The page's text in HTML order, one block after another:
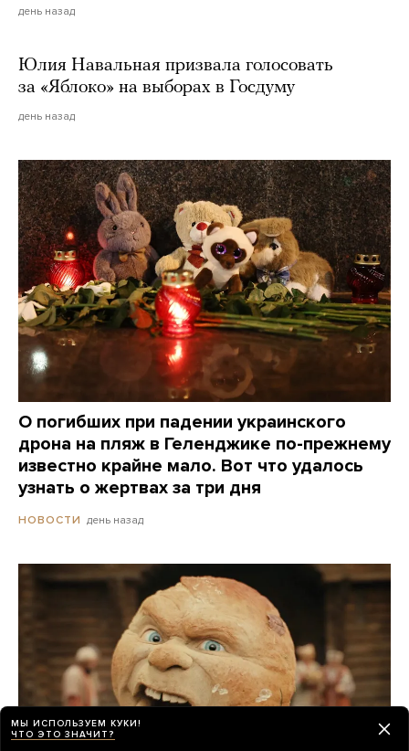
день назад
Юлия Навальная призвала голосовать
за «Яблоко» на выборах в Госдуму
день назад
О погибших при падении украинского
дрона на пляж в Геленджике по-прежнему
известно крайне мало. Вот что удалось
узнать о жертвах за три дня
НОВОСТИ день назад
МЫ ИСПОЛЬЗУЕМ КУКИ!
ЧТО ЭТО ЗНАЧИТ?